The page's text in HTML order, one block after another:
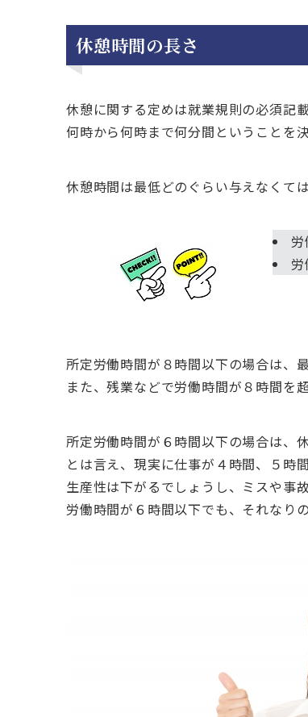
休憩時間の長さ
休憩に関する定めは就業規則の必須記載
何時から何時まで何分間ということを
休憩時間は最低どのぐらい与えなくて
所定労働時間が８時間以下の場合は、
また、残業などで労働時間が８時間を
所定労働時間が６時間以下の場合は、
とは言え、現実に仕事が４時間、５時
生産性は下がるでしょうし、ミスや事
労働時間が６時間以下でも、それなり